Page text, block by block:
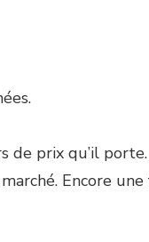
de prix qu’il
Encore une